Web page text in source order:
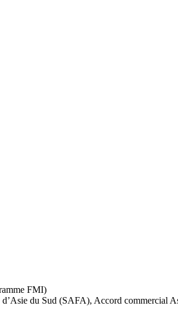
FMI)
du Sud (SAFA), Accord commercial